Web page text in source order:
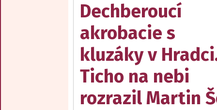
Dechberoucí
akrobacie s
kluzáky v
Ticho na nebi
rozrazil Martin